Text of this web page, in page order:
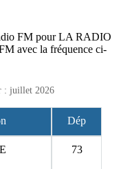
FM pour LA RADIO
avec la fréquence ci-
: juillet 2026
Dép
73